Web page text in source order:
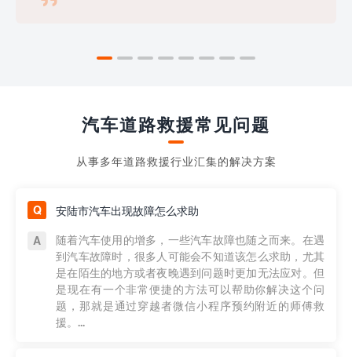
汽车道路救援常见问题
从事多年道路救援行业汇集的解决方案
安陆市汽车出现故障怎么求助
随着汽车使用的增多，一些汽车故障也随之而来。在遇
到汽车故障时，很多人可能会不知道该怎么求助，尤其
是在陌生的地方或者夜晚遇到问题时更加无法应对。但
是现在有一个非常便捷的方法可以帮助你解决这个问
题，那就是通过穿越者微信小程序预约附近的师傅救
援。...